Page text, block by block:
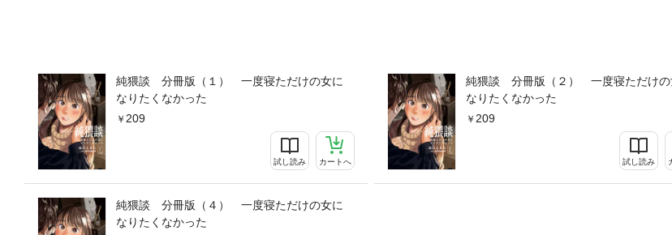
純猥談 分冊版（１） 一度寝ただけの女に
なりたくなかった
209
試し読み カートへ
純猥談 分冊版（２） 一度寝ただけの
なりたくなかった
209
試し読み
純猥談 分冊版（４） 一度寝ただけの女に
なりたくなかった